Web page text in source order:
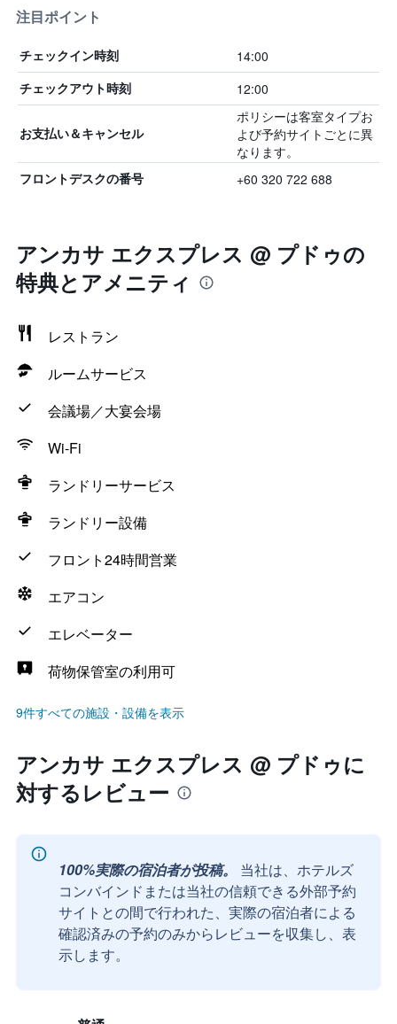
注目ポイント
チェックイン時刻 14:00
チェックアウト時刻 12:00
お支払い＆キャンセル
ポリシーは客室タイプお
よび予約サイトごとに異
なります。
フロントデスクの番号 +60 320 722 688
アンカサ エクスプレス @ プドゥの
特典とアメニティ
レストラン
ルームサービス
会議場／大宴会場
Wi-Fi
ランドリーサービス
ランドリー設備
フロント24時間営業
エアコン
エレベーター
荷物保管室の利用可
9件すべての施設・設備を表示
アンカサ エクスプレス @ プドゥに
対するレビュー
100%実際の宿泊者が投稿。
当社は、ホテルズ
コンバインドまたは当社の信頼できる外部予約
サイトとの間で行われた、実際の宿泊者による
確認済みの予約のみからレビューを収集し、表
示します。